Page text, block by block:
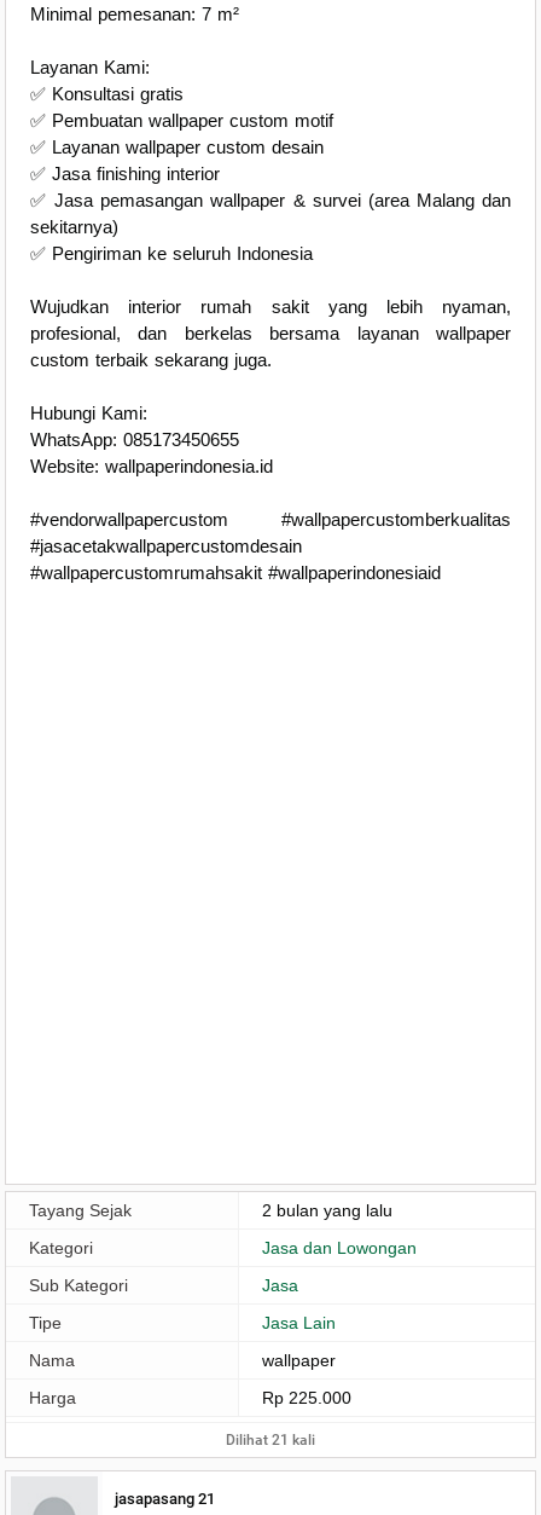
Minimal pemesanan: 7 m²
Layanan Kami:
✅ Konsultasi gratis
✅ Pembuatan wallpaper custom motif
✅ Layanan wallpaper custom desain
✅ Jasa finishing interior
✅ Jasa pemasangan wallpaper & survei (area Malang dan
sekitarnya)
✅ Pengiriman ke seluruh Indonesia
Wujudkan interior rumah sakit yang lebih nyaman,
profesional, dan berkelas bersama layanan wallpaper
custom terbaik sekarang juga.
Hubungi Kami:
WhatsApp: 085173450655
Website: wallpaperindonesia.id
#vendorwallpapercustom #wallpapercustomberkualitas
#jasacetakwallpapercustomdesain
#wallpapercustomrumahsakit #wallpaperindonesiaid
Tayang Sejak
2 bulan yang lalu
Kategori
Jasa dan Lowongan
Sub Kategori
Jasa
Tipe
Jasa Lain
Nama
wallpaper
Harga
Rp 225.000
Dilihat 21 kali
jasapasang 21